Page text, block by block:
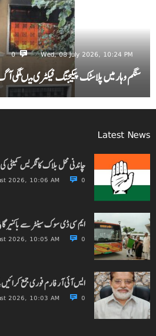
Wed, 08 July 2026, 10:24 PM
0
سنگم وہار میں پلاسٹک پیکیجنگ فیکٹری
Latest News
چاندنی محل بلاک کانگریس کمیٹی کی
2026, 10:06 AM 0
ایم سی ڈی سوک سینٹر سے
2026, 10:05 AM 0
ایس آئی آر فارم فوری جمع
2026, 10:03 AM 0